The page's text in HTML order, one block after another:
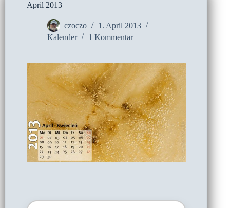
April 2013
czoczo
1. April 2013
Kalender
1 Kommentar